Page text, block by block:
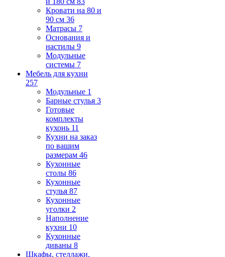
Кровати на 80 и
90 см 36
Матрасы 7
Основания и
настилы 9
Модульные
системы 7
Мебель для кухни
257
Модульные 1
Барные стулья 3
Готовые
комплекты
кухонь 11
Кухни на заказ
по вашим
размерам 46
Кухонные
столы 86
Кухонные
стулья 87
Кухонные
уголки 2
Наполнение
кухни 10
Кухонные
диваны 8
Шкафы, стеллажи,